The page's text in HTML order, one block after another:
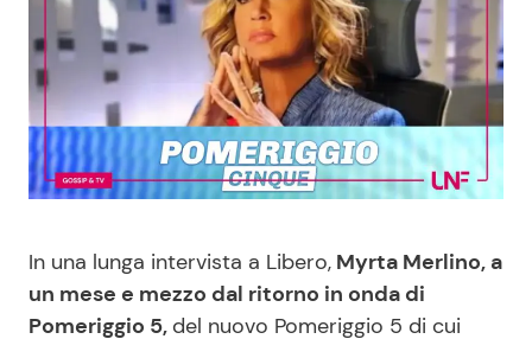
Benessere
Casa
Moda e Style
Mondo Mamma
News benessere
Cucina e Ricette
Consigli di Cucina
Dolci
Le Ricette in TV
Primi Piatti
In una lunga intervista a Libero, Myrta Merlino, a
un mese e mezzo dal ritorno in onda di
Pomeriggio 5, del nuovo Pomeriggio 5 di cui